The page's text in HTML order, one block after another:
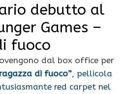
debutto al
Games –
fuoco
dal box office per
di fuoco”, pellicola
red carpet nel